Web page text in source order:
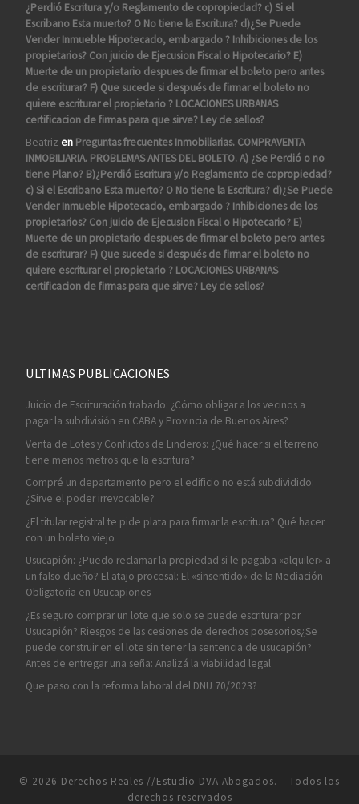
¿Perdió Escritura y/o Reglamento de copropiedad? c) Si el
Escribano Esta muerto? O No tiene la Escritura? d)¿Se Puede
Vender Inmueble Hipotecado, embargado ? Inhibiciones de los
propietarios? Con juicio de Ejecusion Fiscal o Hipotecario? E)
Muerte de un propietario despues de firmar el boleto pero antes
de escriturar? F) Que sucede si después de firmar el boleto no
quiere escriturar el propietario ? LOCACIONES URBANAS
certificacion de firmas para que sirve? Ley de sellos?
Beatriz en Preguntas frecuentes Inmobiliarias. COMPRAVENTA
INMOBILIARIA. PROBLEMAS ANTES DEL BOLETO. A) ¿Se Perdió o no
tiene Plano? B)¿Perdió Escritura y/o Reglamento de copropiedad?
c) Si el Escribano Esta muerto? O No tiene la Escritura? d)¿Se Puede
Vender Inmueble Hipotecado, embargado ? Inhibiciones de los
propietarios? Con juicio de Ejecusion Fiscal o Hipotecario? E)
Muerte de un propietario despues de firmar el boleto pero antes
de escriturar? F) Que sucede si después de firmar el boleto no
quiere escriturar el propietario ? LOCACIONES URBANAS
certificacion de firmas para que sirve? Ley de sellos?
ULTIMAS PUBLICACIONES
Juicio de Escrituración trabado: ¿Cómo obligar a los vecinos a
pagar la subdivisión en CABA y Provincia de Buenos Aires?
Venta de Lotes y Conflictos de Linderos: ¿Qué hacer si el terreno
tiene menos metros que la escritura?
Compré un departamento pero el edificio no está subdividido:
¿Sirve el poder irrevocable?
¿El titular registral te pide plata para firmar la escritura? Qué hacer
con un boleto viejo
Usucapión: ¿Puedo reclamar la propiedad si le pagaba «alquiler» a
un falso dueño? El atajo procesal: El «sinsentido» de la Mediación
Obligatoria en Usucapiones
¿Es seguro comprar un lote que solo se puede escriturar por
Usucapión? Riesgos de las cesiones de derechos posesorios¿Se
puede construir en el lote sin tener la sentencia de usucapión?
Antes de entregar una seña: Analizá la viabilidad legal
Que paso con la reforma laboral del DNU 70/2023?
© 2026 Derechos Reales //Estudio DVA Abogados. – Todos los
derechos reservados